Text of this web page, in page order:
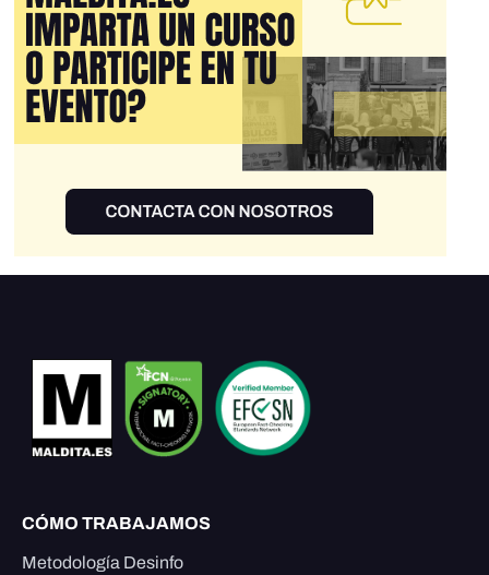
CÓMO TRABAJAMOS
Metodología Desinfo